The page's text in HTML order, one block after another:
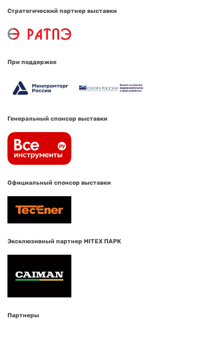
Стратегический партнер выставки
При поддержке
Генеральный спонсор выставки
Официальный спонсор выставки
Эксклюзивный партнер MITEX ПАРК
Партнеры